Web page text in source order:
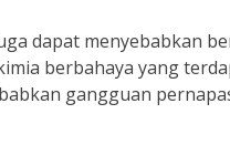
dapat menyebabkan
berbahaya yang
gangguan